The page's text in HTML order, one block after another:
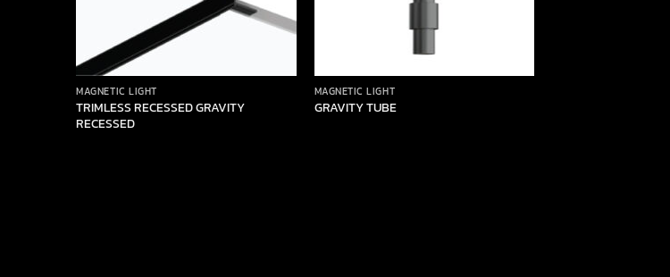
MAGNETIC LIGHT
TRIMLESS RECESSED GRAVITY
RECESSED
MAGNETIC LIGHT
GRAVITY TUBE